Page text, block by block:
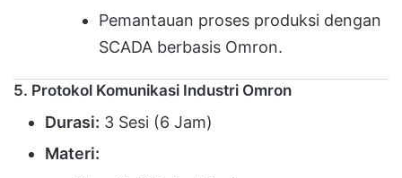
Pemantauan proses produksi dengan
SCADA berbasis Omron.
5. Protokol Komunikasi Industri Omron
Durasi: 3 Sesi (6 Jam)
Materi: